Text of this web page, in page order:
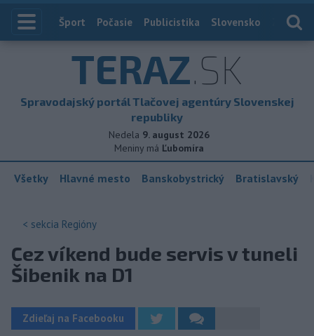
Index
Šport Počasie Publicistika Slovensko
TERAZ.SK
Spravodajský portál Tlačovej agentúry Slovenskej
republiky
Nedela 9. august 2026
Meniny má Ľubomíra
Všetky Hlavné mesto Banskobystrický Bratislavský
< sekcia Regióny
Cez víkend bude servis v tuneli
Šibenik na D1
Zdieľaj na Facebooku